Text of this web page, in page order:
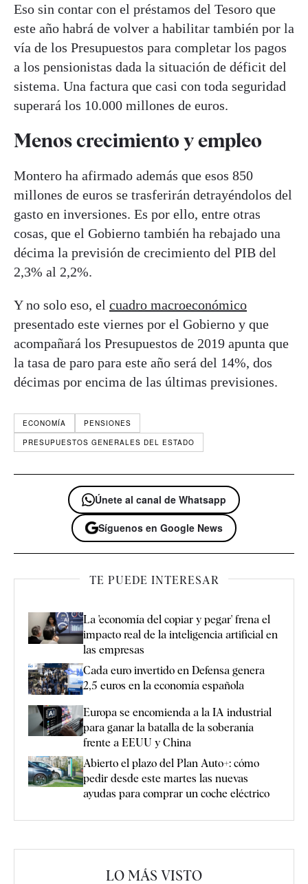
Eso sin contar con el préstamos del Tesoro que
este año habrá de volver a habilitar también por la
vía de los Presupuestos para completar los pagos
a los pensionistas dada la situación de déficit del
sistema. Una factura que casi con toda seguridad
superará los 10.000 millones de euros.
Menos crecimiento y empleo
Montero ha afirmado además que esos 850
millones de euros se trasferirán detrayéndolos del
gasto en inversiones. Es por ello, entre otras
cosas, que el Gobierno también ha rebajado una
décima la previsión de crecimiento del PIB del
2,3% al 2,2%.
Y no solo eso, el cuadro macroeconómico
presentado este viernes por el Gobierno y que
acompañará los Presupuestos de 2019 apunta que
la tasa de paro para este año será del 14%, dos
décimas por encima de las últimas previsiones.
ECONOMÍA
PENSIONES
PRESUPUESTOS GENERALES DEL ESTADO
Únete al canal de Whatsapp
Síguenos en Google News
TE PUEDE INTERESAR
La 'economía del copiar y pegar' frena el
impacto real de la inteligencia artificial en
las empresas
Cada euro invertido en Defensa genera
2,5 euros en la economía española
Europa se encomienda a la IA industrial
para ganar la batalla de la soberanía
frente a EEUU y China
Abierto el plazo del Plan Auto+: cómo
pedir desde este martes las nuevas
ayudas para comprar un coche eléctrico
LO MÁS VISTO